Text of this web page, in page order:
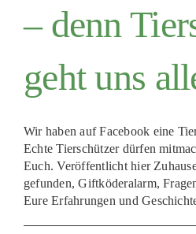
KOOPERATIONEN
TIERHEIMTIERE
PATENSCHAFTEN
HELFER WERDEN
– denn
geht uns
Wir haben auf Facebook eine
Echte Tierschützer dürfen
Euch. Veröffentlicht hier
gefunden, Giftköderalarm,
Eure Erfahrungen und